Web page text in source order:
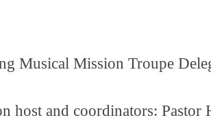
Musical Mission Troupe
host and coordinators: